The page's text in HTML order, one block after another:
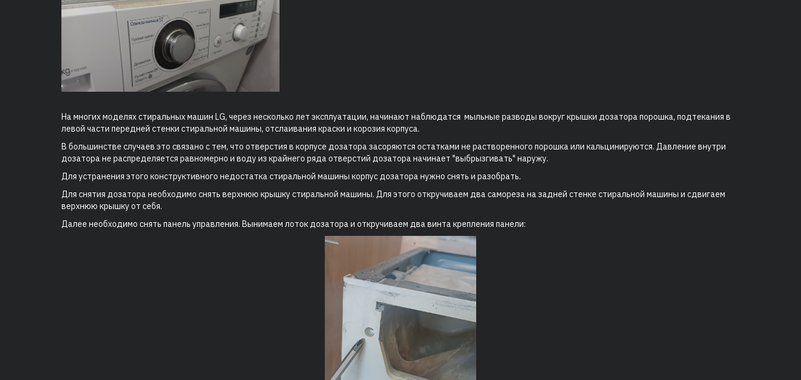
На многих моделях стиральных машин LG, через несколько лет эксплуатации, начинают наблюдатся мыльные разводы вокруг крышки дозатора порошка, подтекания в
левой части передней стенки стиральной машины, отслаивания краски и корозия корпуса.
В большинстве случаев это связано с тем, что отверстия в корпусе дозатора засоряются остатками не растворенного порошка или кальцинируются. Давление внутри
дозатора не распределяется равномерно и воду из крайнего ряда отверстий дозатора начинает "выбрызгивать" наружу.
Для устранения этого конструктивного недостатка стиральной машины корпус дозатора нужно снять и разобрать.
Для снятия дозатора необходимо снять верхнюю крышку стиральной машины. Для этого откручиваем два самореза на задней стенке стиральной машины и сдвигаем
верхнюю крышку от себя.
Далее необходимо снять панель управления. Вынимаем лоток дозатора и откручиваем два винта крепления панели: